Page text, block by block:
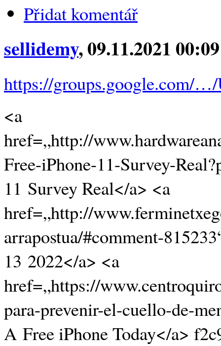
Přidat komentář
sellidemy, 09.11.2021
https://groups.google.com/
<a
href=„http://
Free-iPhone-11-Survey-
11 Survey Real</a> <a
href=„http://
arrapostua/#comment-
13 2022</a> <a
href=„https://
para-prevenir-el-cuello-de-
A Free iPhone Today</a>